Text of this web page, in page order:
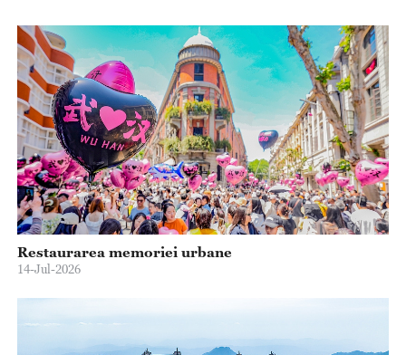
Restaurarea memoriei urbane
14-Jul-2026